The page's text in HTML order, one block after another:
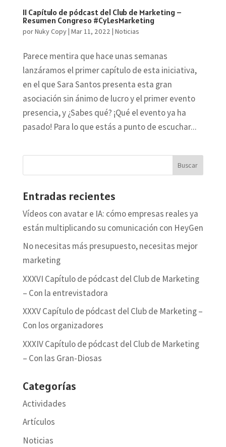
II Capítulo de pódcast del Club de Marketing –
Resumen Congreso #CyLesMarketing
porNuky Copy| Mar 11, 2022 | Noticias
Parece mentira que hace unas semanas
lanzáramos el primer capítulo de esta iniciativa,
en el que Sara Santos presenta esta gran
asociación sin ánimo de lucro y el primer evento
presencia, y ¿Sabes qué? ¡Qué el evento ya ha
pasado! Para lo que estás a punto de escuchar...
Entradas recientes
Vídeos con avatar e IA: cómo empresas reales ya
están multiplicando su comunicación con HeyGen
No necesitas más presupuesto, necesitas mejor
marketing
XXXVI Capítulo de pódcast del Club de Marketing
– Con la entrevistadora
XXXV Capítulo de pódcast del Club de Marketing –
Con los organizadores
XXXIV Capítulo de pódcast del Club de Marketing
– Con las Gran-Diosas
Categorías
Actividades
Artículos
Noticias